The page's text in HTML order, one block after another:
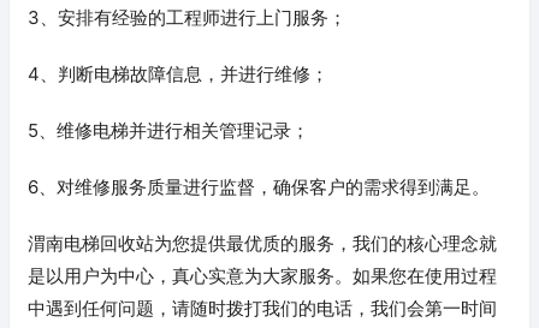
3、安排有经验的工程师进行上门服务；
4、判断电梯故障信息，并进行维修；
5、维修电梯并进行相关管理记录；
6、对维修服务质量进行监督，确保客户的需求得到满足。
渭南电梯回收站为您提供最优质的服务，我们的核心理念就
是以用户为中心，真心实意为大家服务。如果您在使用过程
中遇到任何问题，请随时拨打我们的电话，我们会第一时间